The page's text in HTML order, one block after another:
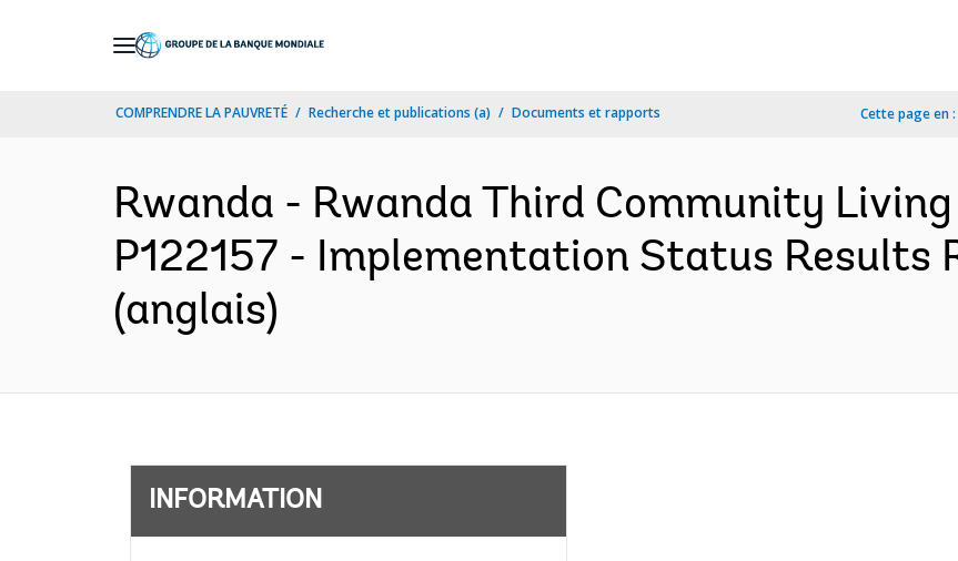
COMPRENDRE LA PAUVRETÉ Recherche et publications (a) Documents et rapports Cette page en :
Rwanda - Rwanda Third Community
P122157 - Implementation Status Results
(anglais)
INFORMATION